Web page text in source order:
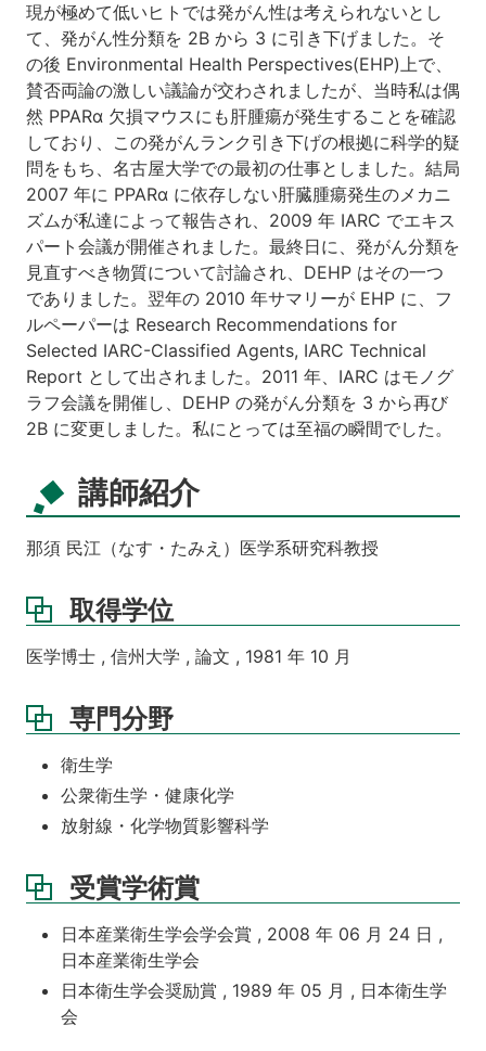
現が極めて低いヒトでは発がん性は考えられないとし
て、発がん性分類を 2B から 3 に引き下げました。そ
の後 Environmental Health Perspectives(EHP)上で、
賛否両論の激しい議論が交わされましたが、当時私は偶
然 PPARα 欠損マウスにも肝腫瘍が発生することを確認
しており、この発がんランク引き下げの根拠に科学的疑
問をもち、名古屋大学での最初の仕事としました。結局
2007 年に PPARα に依存しない肝臓腫瘍発生のメカニ
ズムが私達によって報告され、2009 年 IARC でエキス
パート会議が開催されました。最終日に、発がん分類を
見直すべき物質について討論され、DEHP はその一つ
でありました。翌年の 2010 年サマリーが EHP に、フ
ルペーパーは Research Recommendations for
Selected IARC-Classified Agents, IARC Technical
Report として出されました。2011 年、IARC はモノグ
ラフ会議を開催し、DEHP の発がん分類を 3 から再び
2B に変更しました。私にとっては至福の瞬間でした。
講師紹介
那須 民江（なす・たみえ）医学系研究科教授
取得学位
医学博士 , 信州大学 , 論文 , 1981 年 10 月
専門分野
衛生学
公衆衛生学・健康化学
放射線・化学物質影響科学
受賞学術賞
日本産業衛生学会学会賞 , 2008 年 06 月 24 日 ,
日本産業衛生学会
日本衛生学会奨励賞 , 1989 年 05 月 , 日本衛生学
会